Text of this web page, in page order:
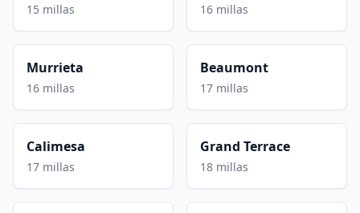
15 millas 16 millas
Murrieta
16 millas
Beaumont
17 millas
Calimesa
17 millas
Grand Terrace
18 millas